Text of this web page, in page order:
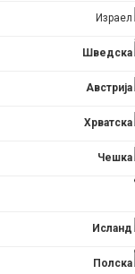
Израел
Шведска
Австрија
Хрватска
Чешка
Исланд
Полска